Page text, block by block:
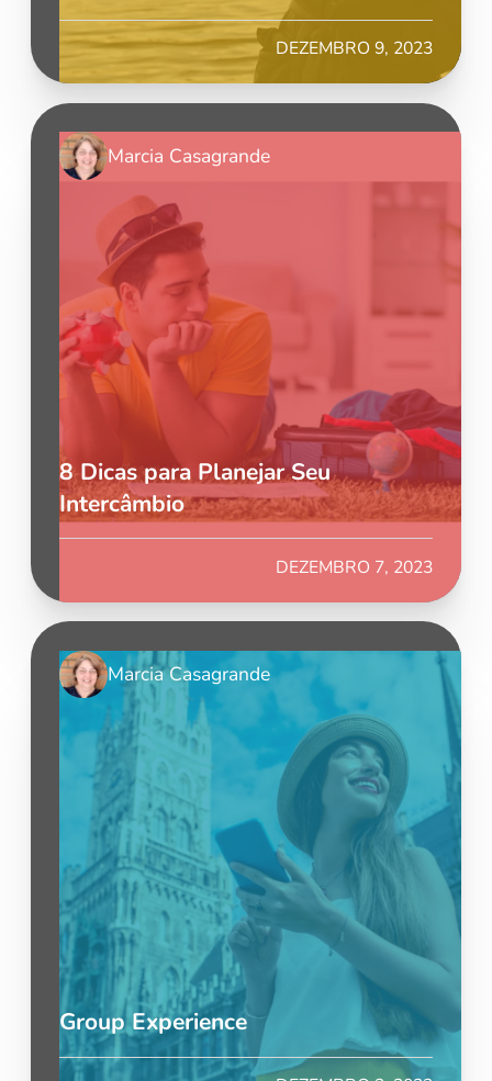
DEZEMBRO 9, 2023
Marcia Casagrande
8 Dicas para Planejar Seu
Intercâmbio
DEZEMBRO 7, 2023
Marcia Casagrande
Group Experience